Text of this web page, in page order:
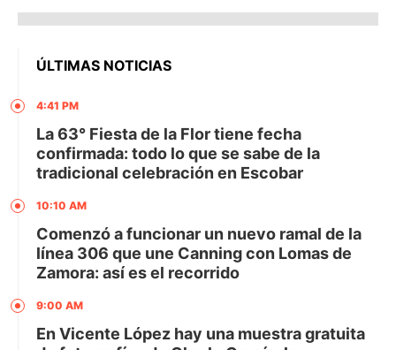
ÚLTIMAS NOTICIAS
4:41 PM
La 63° Fiesta de la Flor tiene fecha
confirmada: todo lo que se sabe de la
tradicional celebración en Escobar
10:10 AM
Comenzó a funcionar un nuevo ramal de la
línea 306 que une Canning con Lomas de
Zamora: así es el recorrido
9:00 AM
En Vicente López hay una muestra gratuita